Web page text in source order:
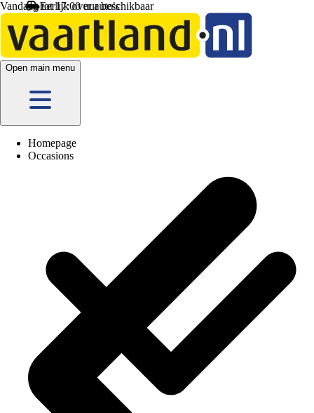
Vandaag tot 17:00 uur beschikbaar
Open main menu
Homepage
Occasions